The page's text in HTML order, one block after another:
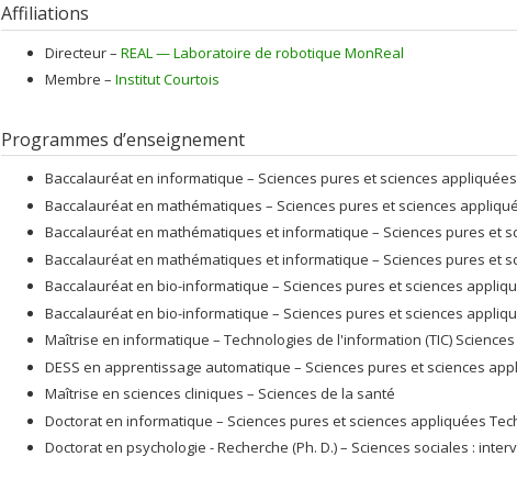
dimension.
Affiliations
Directeur – REAL — Laboratoire de robotique MonReal
Membre – Institut Courtois
Programmes d’enseignement
Baccalauréat en informatique – Sciences pures et sciences
Baccalauréat en mathématiques – Sciences pures et sciences
Baccalauréat en mathématiques et informatique – Sciences pures et
Baccalauréat en mathématiques et informatique – Sciences pures et
Baccalauréat en bio-informatique – Sciences pures et sciences
Baccalauréat en bio-informatique – Sciences pures et sciences
Maîtrise en informatique – Technologies de l'information (TIC)
DESS en apprentissage automatique – Sciences pures et sciences
Maîtrise en sciences cliniques – Sciences de la santé
Doctorat en informatique – Sciences pures et sciences appliquées
Doctorat en psychologie - Recherche (Ph. D.) – Sciences sociales :